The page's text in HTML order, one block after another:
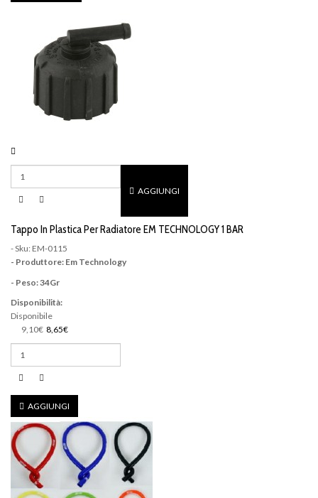
AGGIUNGI
Tappo In Plastica Per Radiatore EM TECHNOLOGY 1 BAR
- Sku: EM-0115
- Produttore: Em Technology
- Peso: 34Gr
Disponibilità:
Disponibile
9,10€ 8,65€
AGGIUNGI